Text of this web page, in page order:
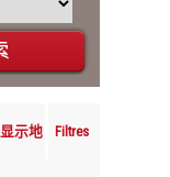
显示地 Filtres